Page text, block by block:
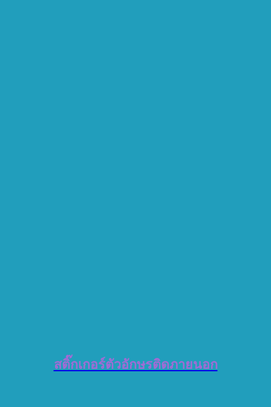
สติ๊กเกอร์ตัวอักษรติดภายนอก